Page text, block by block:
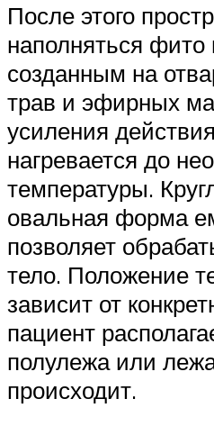
После этого
наполняться фито
созданным на
трав и эфирных
усиления
нагревается до
температуры.
овальная форма
позволяет
тело. Положение
зависит от
пациент
полулежа или
происходит.